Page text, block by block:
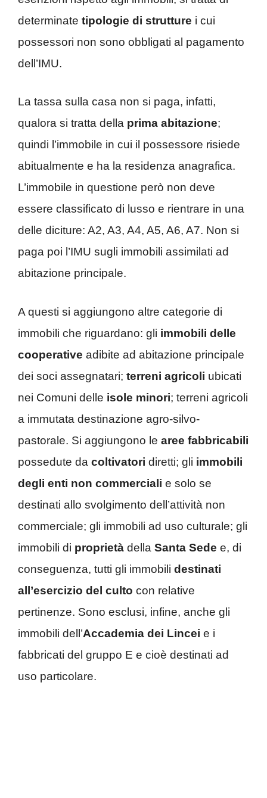
determinate tipologie di strutture i cui
possessori non sono obbligati al pagamento
dell’IMU.
La tassa sulla casa non si paga, infatti,
qualora si tratta della prima abitazione;
quindi l’immobile in cui il possessore risiede
abitualmente e ha la residenza anagrafica.
L’immobile in questione però non deve
essere classificato di lusso e rientrare in una
delle diciture: A2, A3, A4, A5, A6, A7. Non si
paga poi l’IMU sugli immobili assimilati ad
abitazione principale.
A questi si aggiungono altre categorie di
immobili che riguardano: gli immobili delle
cooperative adibite ad abitazione principale
dei soci assegnatari; terreni agricoli ubicati
nei Comuni delle isole minori; terreni agricoli
a immutata destinazione agro-silvo-
pastorale. Si aggiungono le aree fabbricabili
possedute da coltivatori diretti; gli immobili
degli enti non commerciali e solo se
destinati allo svolgimento dell’attività non
commerciale; gli immobili ad uso culturale; gli
immobili di proprietà della Santa Sede e, di
conseguenza, tutti gli immobili destinati
all’esercizio del culto con relative
pertinenze. Sono esclusi, infine, anche gli
immobili dell’Accademia dei Lincei e i
fabbricati del gruppo E e cioè destinati ad
uso particolare.